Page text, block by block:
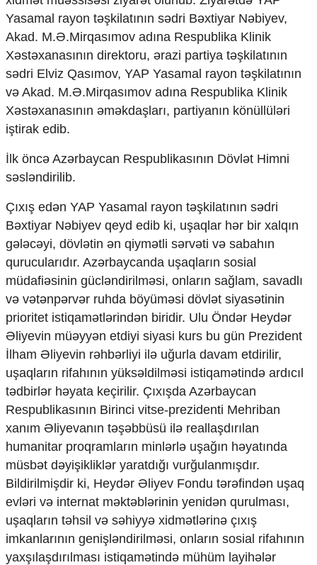
Zəfər Diasporu
Səhiyyə
Ailə və uşaq
Turizm
İqtisadiyyat
İqtisadi xəbərlər
Energetika
Əmək və sosial siyasət
Kənd təsərrüfatı
Telekommunikasiya və nəqliyyat
COP29
Cəmiyyət
Crossmedia.az - 1 yaş
Məhkəmə və hüquq
Ekologiya
Zəfər - 5
Gənclər və İdman
Media və QHT
Hadisə
Sağlamlıq
Sosium
Mənəvi dəyərlər
Texnologiya
Mətbuat-150
Əlaqə
Missiyamız
Yasamal rayon təşkilatının sədri Bəxtiyar Nəbiyev,
Akad. M.Ə.Mirqasımov adına Respublika Klinik
Xəstəxanasının direktoru, ərazi partiya təşkilatının
sədri Elviz Qasımov, YAP Yasamal rayon təşkilatının
və Akad. M.Ə.Mirqasımov adına Respublika Klinik
Xəstəxanasının əməkdaşları, partiyanın könüllüləri
iştirak edib.
İlk öncə Azərbaycan Respublikasının Dövlət Himni
səsləndirilib.
Çıxış edən YAP Yasamal rayon təşkilatının sədri
Bəxtiyar Nəbiyev qeyd edib ki, uşaqlar hər bir xalqın
gələcəyi, dövlətin ən qiymətli sərvəti və sabahın
qurucularıdır. Azərbaycanda uşaqların sosial
müdafiəsinin gücləndirilməsi, onların sağlam, savadlı
və vətənpərvər ruhda böyüməsi dövlət siyasətinin
prioritet istiqamətlərindən biridir. Ulu Öndər Heydər
Əliyevin müəyyən etdiyi siyasi kurs bu gün Prezident
İlham Əliyevin rəhbərliyi ilə uğurla davam etdirilir,
uşaqların rifahının yüksəldilməsi istiqamətində ardıcıl
tədbirlər həyata keçirilir. Çıxışda Azərbaycan
Respublikasının Birinci vitse-prezidenti Mehriban
xanım Əliyevanın təşəbbüsü ilə reallaşdırılan
humanitar proqramların minlərlə uşağın həyatında
müsbət dəyişikliklər yaratdığı vurğulanmışdır.
Bildirilmişdir ki, Heydər Əliyev Fondu tərəfindən uşaq
evləri və internat məktəblərinin yenidən qurulması,
uşaqların təhsil və səhiyyə xidmətlərinə çıxış
imkanlarının genişləndirilməsi, onların sosial rifahının
yaxşılaşdırılması istiqamətində mühüm layihələr